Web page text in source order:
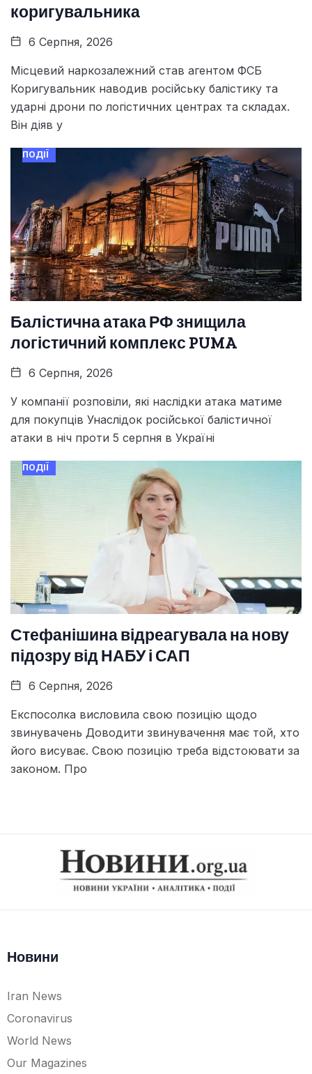
коригувальника
6 Серпня, 2026
Місцевий наркозалежний став агентом ФСБ
Коригувальник наводив російську балістику та
ударні дрони по логістичних центрах та складах.
Він діяв у
ПОДІЇ
Балістична атака РФ знищила
логістичний комплекс PUMA
6 Серпня, 2026
У компанії розповіли, які наслідки атака матиме
для покупців Унаслідок російської балістичної
атаки в ніч проти 5 серпня в Україні
ПОДІЇ
Стефанішина відреагувала на нову
підозру від НАБУ і САП
6 Серпня, 2026
Експосолка висловила свою позицію щодо
звинувачень Доводити звинувачення має той, хто
його висуває. Свою позицію треба відстоювати за
законом. Про
Новини
Iran News
Coronavirus
World News
Our Magazines